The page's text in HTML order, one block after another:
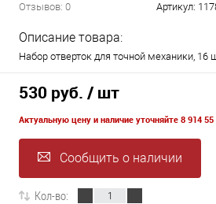
Отзывов: 0 Артикул:
Описание товара:
Набор отверток для точной механики, 16
530 руб. / шт
Актуальную цену и наличие уточняйте 8 914 55
Сообщить о наличии
Кол-во: